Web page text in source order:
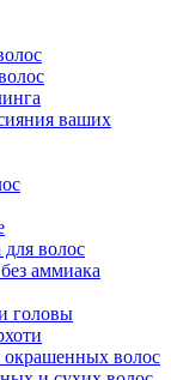
ваших
волос
аммиака
головы
окрашенных волос